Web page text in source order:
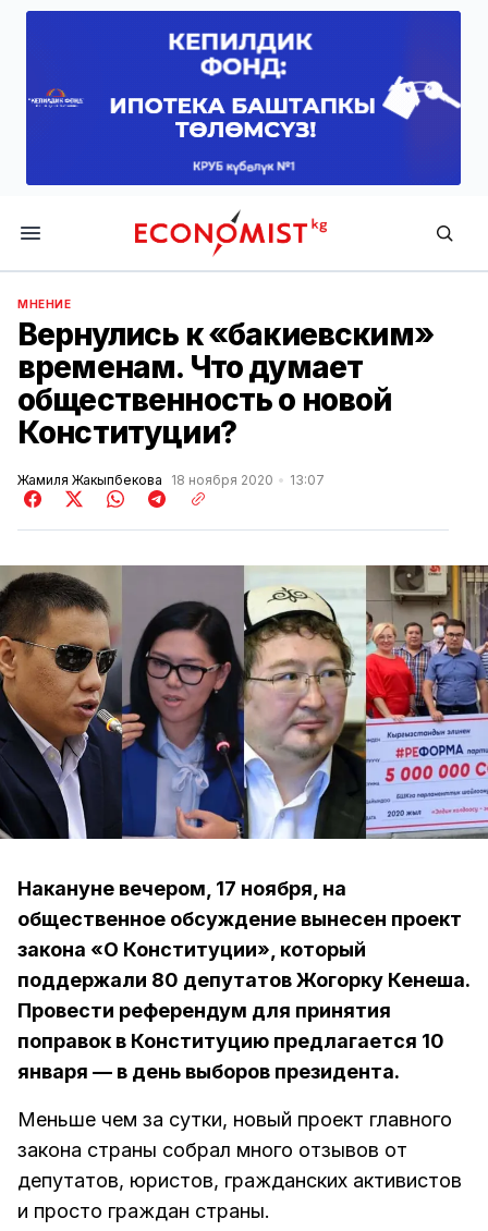
Economist.kg
МНЕНИЕ
Вернулись к «бакиевским»
временам. Что думает
общественность о новой
Конституции?
Жамиля Жакыпбекова 18 ноября 2020 13:07
Накануне вечером, 17 ноября, на
общественное обсуждение вынесен проект
закона «О Конституции», который
поддержали 80 депутатов Жогорку Кенеша.
Провести референдум для принятия
поправок в Конституцию предлагается 10
января — в день выборов президента.
Меньше чем за сутки, новый проект главного
закона страны собрал много отзывов от
депутатов, юристов, гражданских активистов
и просто граждан страны.